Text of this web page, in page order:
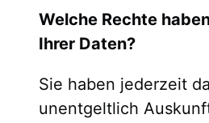
Welche Rechte
Ihrer Daten?
Sie haben jederzeit
unentgeltlich